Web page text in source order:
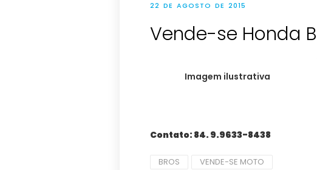
22 DE AGOSTO DE 2015
Vende-se Honda
Imagem ilustrativa
Contato: 84. 9.9633-8438
BROS VENDE-SE MOTO